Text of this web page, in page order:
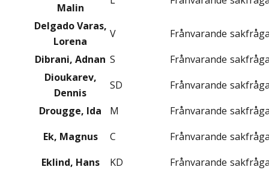
Malin
Delgado Varas,
Lorena
V Frånvarande
Dibrani, Adnan S Frånvarande
Dioukarev,
Dennis
SD Frånvarande
Drougge, Ida
M Frånvarande
Ek, Magnus
C Frånvarande
Eklind, Hans
KD Frånvarande